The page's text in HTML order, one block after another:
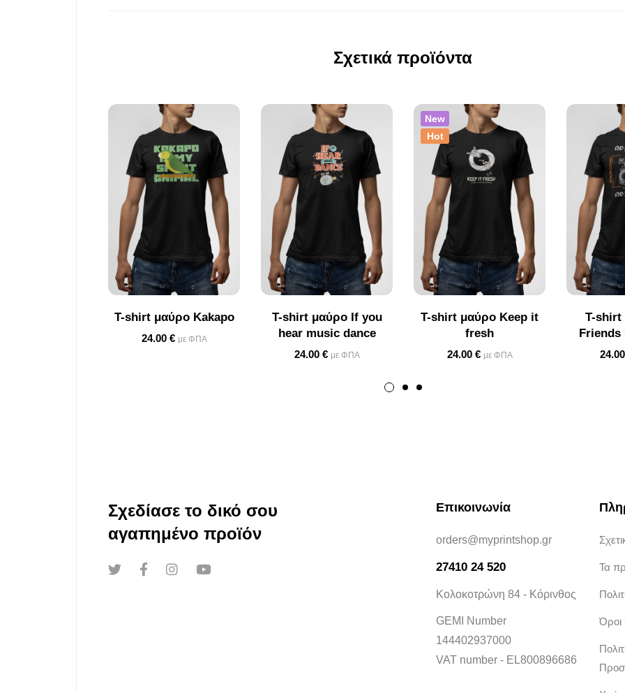
Σχετικά προϊόντα
T-shirt μαύρο Kakapo
24.00 € με ΦΠΑ
T-shirt μαύρο If you
hear music dance
24.00 € με ΦΠΑ
New
Hot
T-shirt μαύρο Keep it
fresh
24.00 € με ΦΠΑ
T-shirt
Friends
24.00
Σχεδίασε το δικό σου
αγαπημένο προϊόν
Επικοινωνία
orders@myprintshop.gr
27410 24 520
Κολοκοτρώνη 84 - Κόρινθος
GEMI Number
144402937000
VAT number - EL800896686
Τα
Όροι